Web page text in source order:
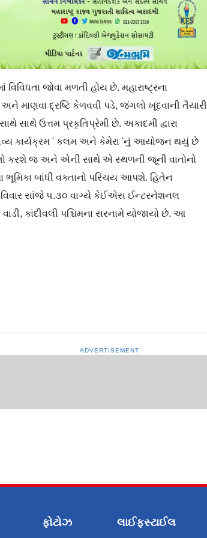
જોવા મળતી હોય છે. મહારાષ્ટ્રના
માણવા દ્રષ્ટિ કેળવવી પડે, જંગલો ખૂંદવાની તૈયારી
સાથે ઉત્તમ પ્રકૃતિપ્રેમી છે. અકાદમી દ્વારા
કાર્યક્રમ ' કલમ અને કેમેરા 'નું આયોજન થયું છે
તો કરશે જ અને એની સાથે એ સ્થળની જૂની વાતોનો
બાંધી વક્તાનો પરિચય આપશે. હિતેન
સાંજે ૫.૩૦ વાગ્યે કેઈએસ ઈન્ટરનેશનલ
કાંદીવલી પશ્ચિમના સરનામે યોજાયો છે. આ
ADVERTISEMENT
ફોટોઝ લાઈફસ્ટાઈલ